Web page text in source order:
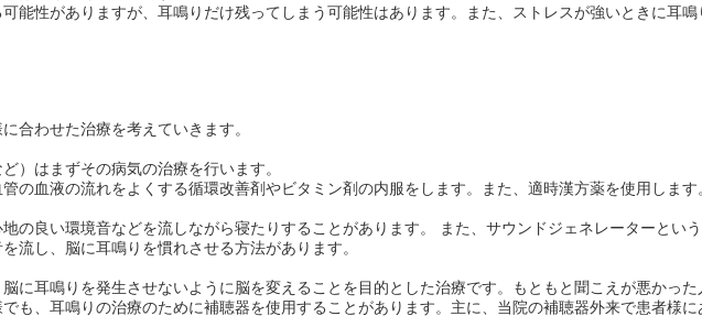
能性がありますが、耳鳴りだけ残ってしまう可能性はあります。また、ストレスが強いときに耳鳴
合わせた治療を考えていきます。
）はまずその病気の治療を行います。
の血液の流れをよくする循環改善剤やビタミン剤の内服をします。また、適時漢方薬を使用します
の良い環境音などを流しながら寝たりすることがあります。 また、サウンドジェネレーターとい
流し、脳に耳鳴りを慣れさせる方法があります。
に耳鳴りを発生させないように脳を変えることを目的とした治療です。もともと聞こえが悪かった
も、耳鳴りの治療のために補聴器を使用することがあります。主に、当院の補聴器外来で患者様